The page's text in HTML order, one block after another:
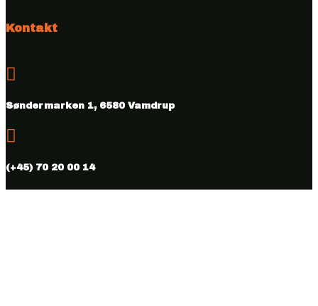
Kontakt

Søndermarken 1, 6580 Vamdrup

(+45) 70 20 00 14